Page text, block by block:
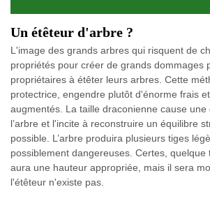
Un étêteur d'arbre ?
L'image des grands arbres qui risquent de
propriétés pour créer de grands dommages
propriétaires à étêter leurs arbres. Cette
protectrice, engendre plutôt d'énorme frais
augmentés. La taille draconienne cause
l’arbre et l'incite à reconstruire un équilibre
possible. L’arbre produira plusieurs tiges
possiblement dangereuses. Certes, quelque
aura une hauteur appropriée, mais il sera
l'étêteur n'existe pas.